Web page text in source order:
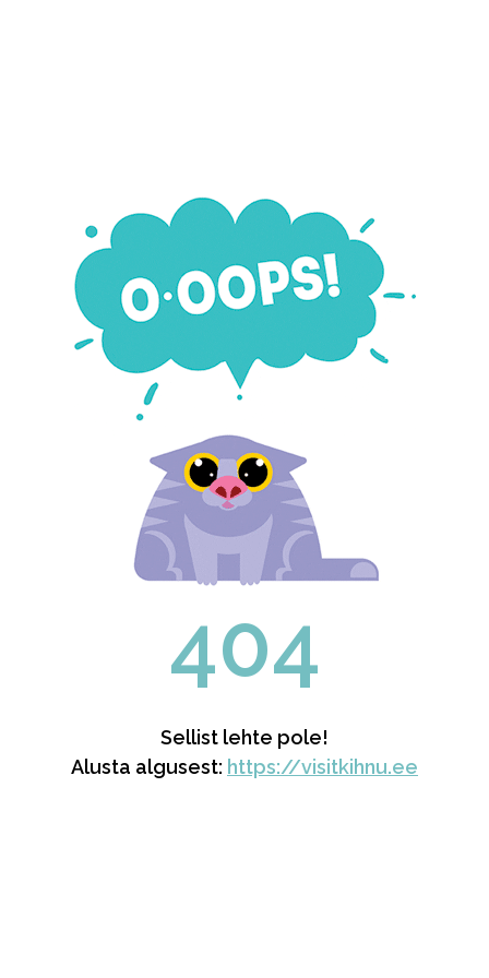
404
Sellist lehte pole!
Alusta algusest: https://visitkihnu.ee